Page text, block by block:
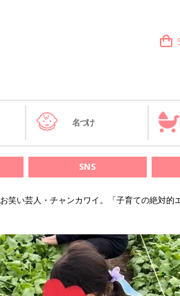
名づけ
SNS
お笑い芸人・チャンカワイ。「子育ての絶対的